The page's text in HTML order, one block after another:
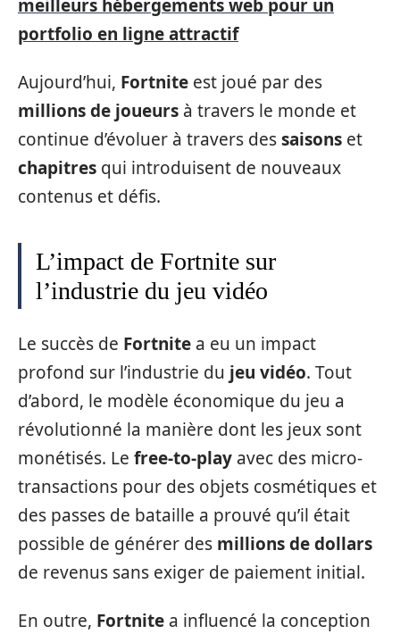
meilleurs hébergements web pour un
portfolio en ligne attractif
Aujourd’hui, Fortnite est joué par des
millions de joueurs à travers le monde et
continue d’évoluer à travers dessaisons et
chapitres qui introduisent de nouveaux
contenus et défis.
L’impact de Fortnite sur
l’industrie du jeu vidéo
Le succès de Fortnite a eu un impact
profond sur l’industrie du jeu vidéo. Tout
d’abord, le modèle économique du jeu a
révolutionné la manière dont les jeux sont
monétisés. Le free-to-play avec des micro-
transactions pour des objets cosmétiques et
des passes de bataille a prouvé qu’il était
possible de générer des millions de dollars
de revenus sans exiger de paiement initial.
En outre, Fortnite a influencé la conception